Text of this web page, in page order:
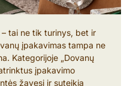
tai ne tik turinys, bet ir
įpakavimas tampa ne
Kategorijoje „Dovanų
įpakavimo
žavesį ir suteikia